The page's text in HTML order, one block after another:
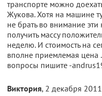
транспорте можно
Жукова. Хотя на машине
не брать во внимание
получить массу
неделю. И стоимость на
вполне приемлемая цена
вопросы пишите -
Виктория, 2 декабря